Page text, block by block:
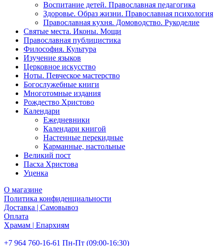
Воспитание детей. Православная педагогика
Здоровье. Образ жизни. Православная психология
Православная кухня. Домоводство. Рукоделие
Святые места. Иконы. Мощи
Православная публицистика
Философия. Культура
Изучение языков
Церковное искусство
Ноты. Певческое мастерство
Богослужебные книги
Многотомные издания
Рождество Христово
Календари
Ежедневники
Календари книгой
Настенные перекидные
Карманные, настольные
Великий пост
Пасха Христова
Уценка
О магазине
Политика конфиденциальности
Доставка | Самовывоз
Оплата
Храмам | Епархиям
+7 964 760-16-61 Пн-Пт (09:00-16:30)